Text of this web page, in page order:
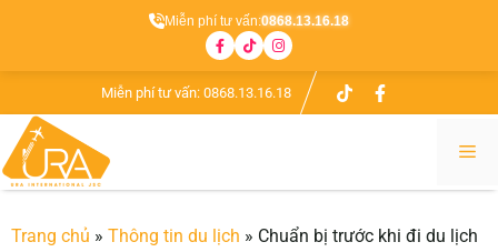
Miễn phí tư vấn:0868.13.16.18
đến
nội
dung
Miễn phí tư vấn: 0868.13.16.18
Trang chủ »Thông tin du lịch » Chuẩn bị trước khi đi du lịch